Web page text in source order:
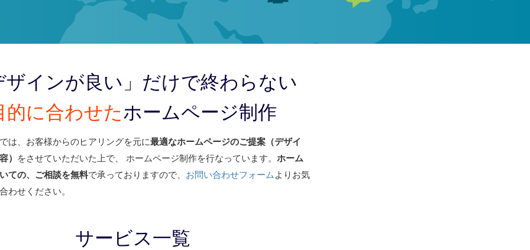
ザインが良い」 だけで終わらない
的に合わせたホームページ制作
は、お客様からのヒアリングを元に最適なホームページのご提案（デザイ
）
をさせていただいた上で、 ホームページ制作を行なっています。 ホーム
ての、ご相談を無料で承っておりますので、 お問い合わせフォーム よりお気
わせください。
サービス一覧